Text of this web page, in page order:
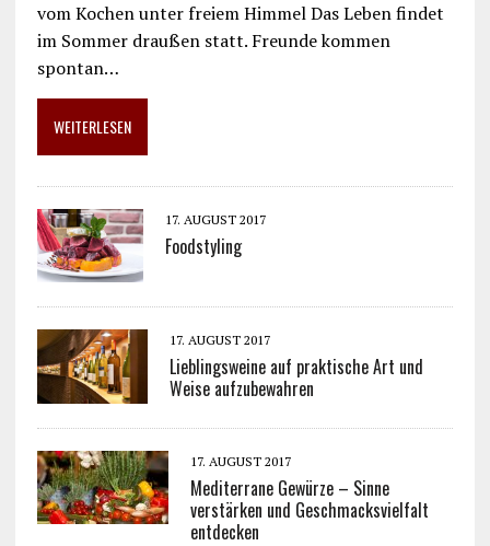
vom Kochen unter freiem Himmel Das Leben findet
im Sommer draußen statt. Freunde kommen
spontan…
WEITERLESEN
17. AUGUST 2017
Foodstyling
17. AUGUST 2017
Lieblingsweine auf praktische Art und
Weise aufzubewahren
17. AUGUST 2017
Mediterrane Gewürze – Sinne
verstärken und Geschmacksvielfalt
entdecken